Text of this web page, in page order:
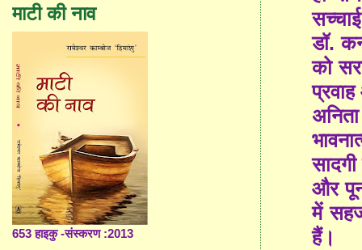
डॉ.
को
और
में
हैं।
माटी की नाव
653 हाइकु -संस्करण :2013